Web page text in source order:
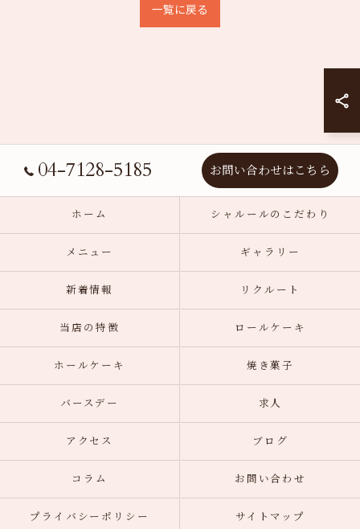
一覧に戻る
04-7128-5185 お問い合わせはこちら
ホーム シャルールのこだわり
メニュー ギャラリー
新着情報 リクルート
当店の特徴 ロールケーキ
ホールケーキ 焼き菓子
バースデー 求人
アクセス ブログ
コラム お問い合わせ
プライバシーポリシー サイトマップ